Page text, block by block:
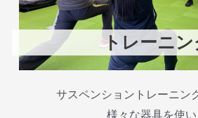
トレーニン
サスペンショントレーニン
様々な器具を使い